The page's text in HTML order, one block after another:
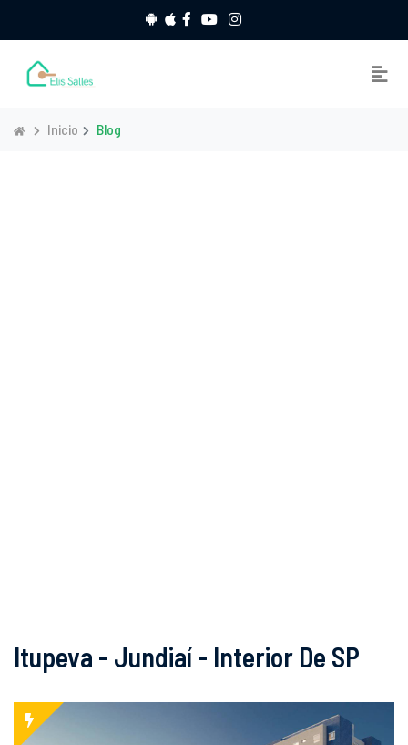
Inicio Blog
Itupeva - Jundiaí - Interior De SP